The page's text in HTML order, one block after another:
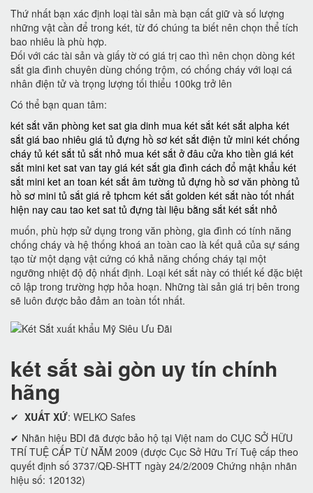
Thứ nhất bạn xác định loại tài sản mà bạn cất giữ và số lượng
những vật cần để trong két, từ đó chúng ta biết nên chọn thể tích
bao nhiêu là phù hợp.
Đối với các tài sản và giấy tờ có giá trị cao thì nên chọn dòng két
sắt gia đình chuyên dùng chống trộm, có chống cháy với loại cá
nhân điện tử và trọng lượng tối thiểu 100kg trở lên
Có thể bạn quan tâm:
két sắt văn phòng ket sat gia dinh mua két sắt két sắt alpha két
sắt giá bao nhiêu giá tủ đựng hồ sơ két sắt điện tử mini két chống
cháy tủ két sắt tủ sắt nhỏ mua két sắt ở đâu cửa kho tiền giá két
sắt mini ket sat van tay giá két sắt gia đình cách đổ mật khẩu két
sắt mini ket an toan két sắt âm tường tủ đựng hồ sơ văn phòng tủ
hồ sơ mini tủ sắt giá rẻ tphcm két sắt golden két sắt nào tốt nhất
hiện nay cau tao ket sat tủ đựng tài liệu bằng sắt két sắt nhỏ
muốn, phù hợp sử dụng trong văn phòng, gia đình có tính năng
chống cháy và hệ thống khoá an toàn cao là kết quả của sự sáng
tạo từ một dạng vật cứng có khả năng chống cháy tại một
ngưỡng nhiệt độ độ nhất định. Loại két sắt này có thiết kế đặc biệt
cô lập trong trường hợp hỏa hoạn. Những tài sản giá trị bên trong
sẽ luôn được bảo đảm an toàn tốt nhất.
két sắt sài gòn uy tín chính
hãng
✔ XUẤT XỨ: WELKO Safes
✔ Nhãn hiệu BDI đã được bảo hộ tại Việt nam do CỤC SỞ HỮU
TRÍ TUỆ CẤP TỪ NĂM 2009 (được Cục Sở Hữu Trí Tuệ cấp theo
quyết định số 3737/QĐ-SHTT ngày 24/2/2009 Chứng nhận nhãn
hiệu số: 120132)